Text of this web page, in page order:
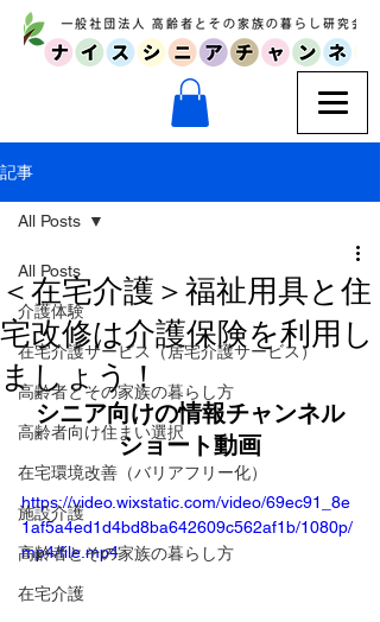
記事
All Posts
介護体験
在宅介護サービス（居宅介護サービス）
高齢者とその家族の暮らし方
高齢者向け住まい選択
在宅環境改善（バリアフリー化）
施設介護
高齢者とその家族の暮らし方
在宅介護
All Posts
＜在宅介護＞福祉用具と住
宅改修は介護保険を利用し
ましょう！
シニア向けの情報チャンネル
ショート動画
https://video.wixstatic.com/video/69ec91_8e
1af5a4ed1d4bd8ba642609c562af1b/1080p/
mp4/file.mp4